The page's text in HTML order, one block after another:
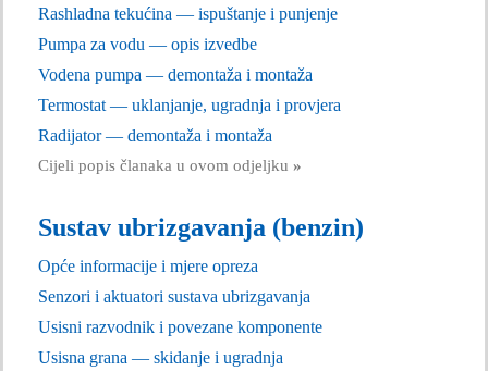
Rashladna tekućina — ispuštanje i punjenje
Pumpa za vodu — opis izvedbe
Vodena pumpa — demontaža i montaža
Termostat — uklanjanje, ugradnja i provjera
Radijator — demontaža i montaža
Cijeli popis članaka u ovom odjeljku »
Sustav ubrizgavanja (benzin)
Opće informacije i mjere opreza
Senzori i aktuatori sustava ubrizgavanja
Usisni razvodnik i povezane komponente
Usisna grana — skidanje i ugradnja